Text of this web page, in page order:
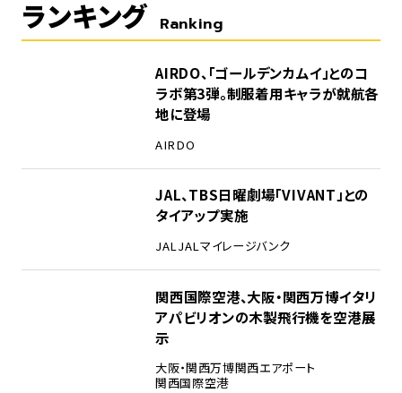
ランキング Ranking
AIRDO、「ゴールデンカムイ」とのコ
ラボ第3弾。制服着用キャラが就航各
地に登場
AIRDO
JAL、TBS日曜劇場「VIVANT」との
タイアップ実施
JALJALマイレージバンク
関西国際空港、大阪・関西万博イタリ
アパビリオンの木製飛行機を空港展
示
大阪・関西万博関西エアポート
関西国際空港